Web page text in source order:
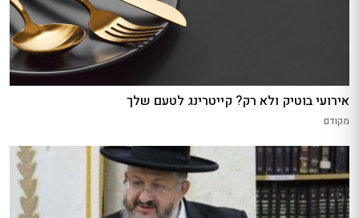
אירועי בוטיק ולא רק? קייטרינג לטעם שלך
מקודם